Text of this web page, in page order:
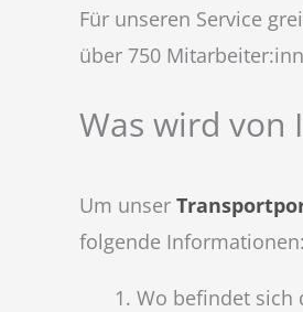
Für unseren Service
über 750
Was wird von
Um unser
folgende Informationen:
Wo befindet sich